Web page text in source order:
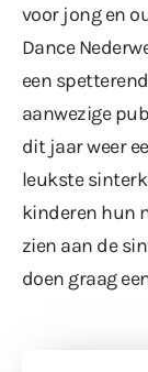
voor jong en
Dance
een
aanwezige
dit jaar weer
leukste
kinderen hun
zien aan de
doen graag